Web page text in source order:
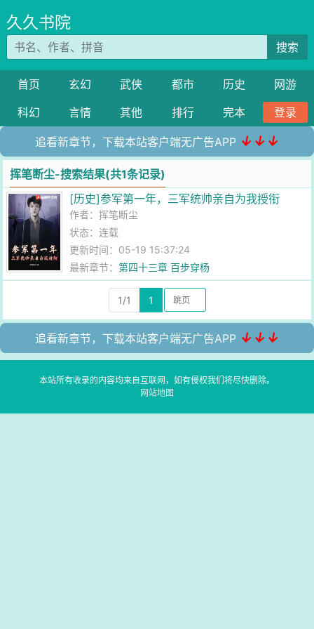
久久书院
搜索
首页 玄幻 武侠 都市 历史
网游
科幻
言情 其他 排行 完本 登录
追看新章节，下载本站客户端无广告APP ↓↓↓
挥笔断尘-搜索结果(共1条记录)
[历史]参军第一年，三军统帅亲自为我授衔
作者：挥笔断尘
状态：连载
更新时间：05-19 15:37:24
最新章节：第四十三章 百步穿杨
1/1 1
追看新章节，下载本站客户端无广告APP ↓↓↓
本站所有收录的内容均来自互联网，如有侵权我们将尽快删除。
网站地图